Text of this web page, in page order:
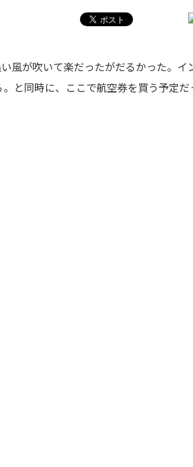
風が吹いて楽だったがだるかった。イ
と同時に、ここで航空券を買う予定だ